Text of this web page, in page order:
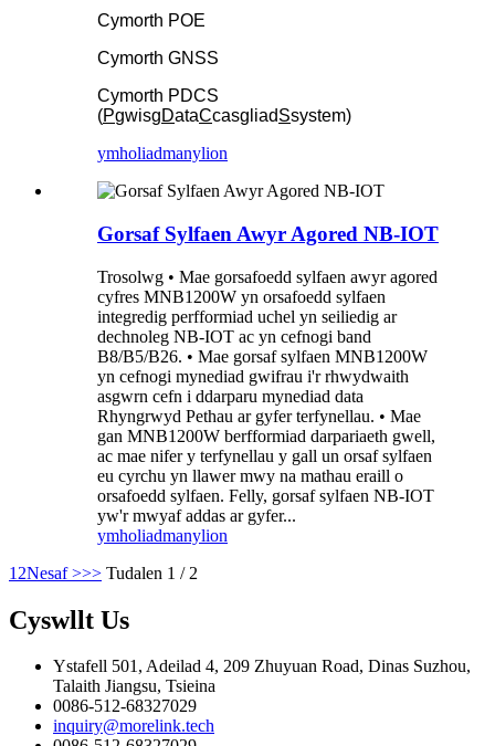
Cymorth POE
Cymorth GNSS
Cymorth PDCS
(PgwisgDataCcasgliadSsystem)
ymholiadmanylion
Gorsaf Sylfaen Awyr Agored NB-IOT
Trosolwg • Mae gorsafoedd sylfaen awyr agored
cyfres MNB1200W yn orsafoedd sylfaen
integredig perfformiad uchel yn seiliedig ar
dechnoleg NB-IOT ac yn cefnogi band
B8/B5/B26. • Mae gorsaf sylfaen MNB1200W
yn cefnogi mynediad gwifrau i'r rhwydwaith
asgwrn cefn i ddarparu mynediad data
Rhyngrwyd Pethau ar gyfer terfynellau. • Mae
gan MNB1200W berfformiad darpariaeth gwell,
ac mae nifer y terfynellau y gall un orsaf sylfaen
eu cyrchu yn llawer mwy na mathau eraill o
orsafoedd sylfaen. Felly, gorsaf sylfaen NB-IOT
yw'r mwyaf addas ar gyfer...
ymholiadmanylion
1 2Nesaf >>> Tudalen 1 / 2
Cyswllt Us
Ystafell 501, Adeilad 4, 209 Zhuyuan Road, Dinas Suzhou,
Talaith Jiangsu, Tsieina
0086-512-68327029
inquiry@morelink.tech